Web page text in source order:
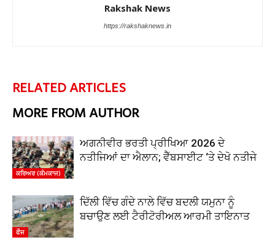
Rakshak News
https://rakshaknews.in
RELATED ARTICLES
MORE FROM AUTHOR
ਕਰਿਅਰ (ਕੰਮਕਾਜ)
ਅਗਨੀਵੀਰ ਭਰਤੀ ਪ੍ਰੀਖਿਆ 2026 ਦੇ
ਨਤੀਜਿਆਂ ਦਾ ਐਲਾਨ; ਵੈੱਬਸਾਈਟ ‘ਤੇ ਦੇਖੋ ਨਤੀਜੇ
ਫੌਜ
ਦਿੱਲੀ ਵਿੱਚ ਗੰਦੇ ਨਾਲੇ ਵਿੱਚ ਬਦਲੀ ਯਮੁਨਾ ਨੂੰ
ਬਚਾਉਣ ਲਈ ਟੈਰੀਟੋਰੀਅਲ ਆਰਮੀ ਤਾਇਨਾਤ